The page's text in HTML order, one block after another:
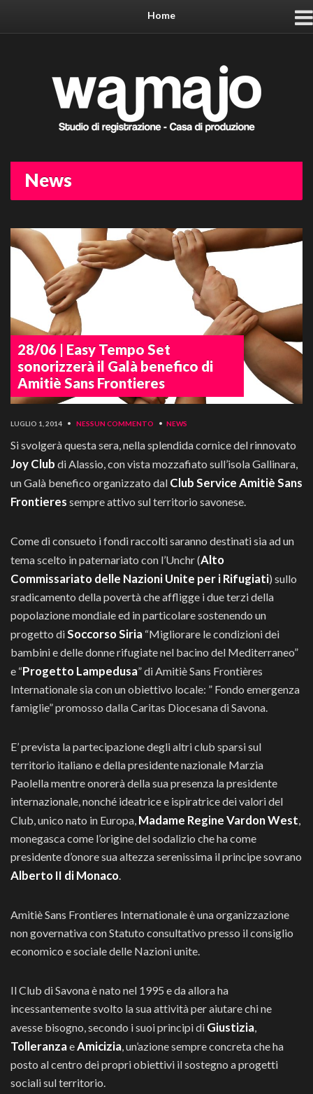
Home
News
28/06 | Easy Tempo Set
sonorizzerà il Galà benefico di
Amitiè Sans Frontieres
LUGLIO 1, 2014 • NESSUN COMMENTO • NEWS
Si svolgerà questa sera, nella splendida cornice del rinnovato
Joy Club di Alassio, con vista mozzafiato sull’isola Gallinara,
un Galà benefico organizzato dal Club Service Amitiè Sans
Frontieres sempre attivo sul territorio savonese.
Come di consueto i fondi raccolti saranno destinati sia ad un
tema scelto in paternariato con l’Unchr (Alto
Commissariato delle Nazioni Unite per i Rifugiati) sullo
sradicamento della povertà che affligge i due terzi della
popolazione mondiale ed in particolare sostenendo un
progetto diSoccorso Siria “Migliorare le condizioni dei
bambini e delle donne rifugiate nel bacino del Mediterraneo”
e “Progetto Lampedusa” di Amitiè Sans Frontières
Internationale sia con un obiettivo locale: ” Fondo emergenza
famiglie” promosso dalla Caritas Diocesana di Savona.
E’ prevista la partecipazione degli altri club sparsi sul
territorio italiano e della presidente nazionale Marzia
Paolella mentre onorerà della sua presenza la presidente
internazionale, nonché ideatrice e ispiratrice dei valori del
Club, unico nato in Europa, Madame Regine Vardon West
monegasca come l’origine del sodalizio che ha come
presidente d’onore sua altezza serenissima il principe sovrano
Alberto II di Monaco
Amitiè Sans Frontieres Internationale è una organizzazione
non governativa con Statuto consultativo presso il consiglio
economico e sociale delle Nazioni unite.
Il Club di Savona è nato nel 1995 e da allora ha
incessantemente svolto la sua attività per aiutare chi ne
avesse bisogno, secondo i suoi principi di Giustizia
TolleranzaeAmicizia , un’azione sempre concreta che ha
posto al centro dei propri obiettivi il sostegno a progetti
sociali sul territorio.